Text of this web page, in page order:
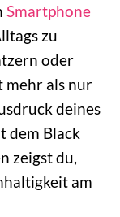
Smartphone
zu
oder
mehr als nur
deines
dem Black
zeigst du,
am